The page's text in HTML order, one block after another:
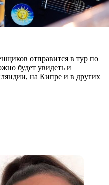
отправится в тур по
будет увидеть и
на Кипре и в других